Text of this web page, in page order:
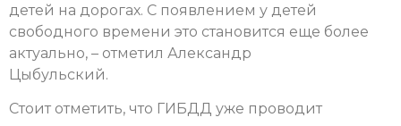
детей на дорогах. С появлением у детей
свободного времени это становится еще более
актуально, – отметил Александр
Цыбульский.
Стоит отметить, что ГИБДД уже проводит